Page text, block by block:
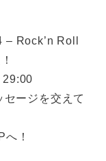
Rock’n Roll
ージを交えて
！